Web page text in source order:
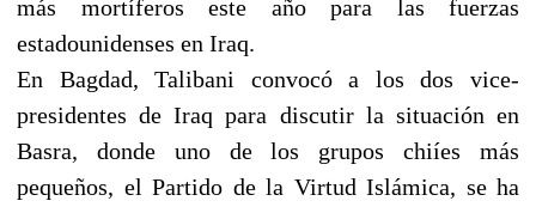
más mortíferos este año para las fuerzas
estadounidenses en Iraq.
En Bagdad, Talibani convocó a los dos vice-
presidentes de Iraq para discutir la situación en
Basra, donde uno de los grupos chiíes más
pequeños, el Partido de la Virtud Islámica, se ha